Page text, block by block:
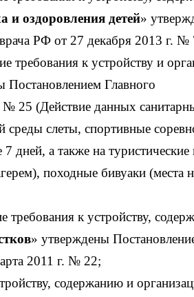
и оздоровления детей»
РФ от 27 декабря 2013 г. №
к устройству и
Постановлением Главного
№ 25 (Действие данных
среды слеты, спортивные
дней, а также на
походные бивуаки (места
к устройству,
» утверждены
2011 г. № 22;
содержанию и